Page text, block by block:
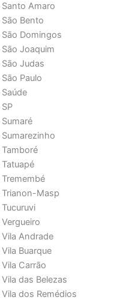
Amaro
Bento
Domingos
Joaquim
Judas
Paulo
Trianon-Masp
Andrade
Buarque
Carrão
das Belezas
dos Remédios